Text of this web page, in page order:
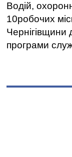
Водій,
10робочих
Чернігівщини
програми